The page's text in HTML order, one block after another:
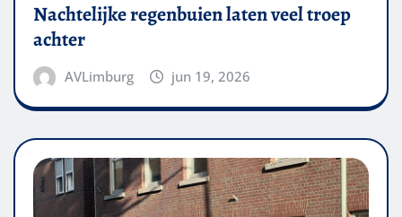
Nachtelijke regenbuien laten veel troep
achter
AVLimburg jun 19, 2026